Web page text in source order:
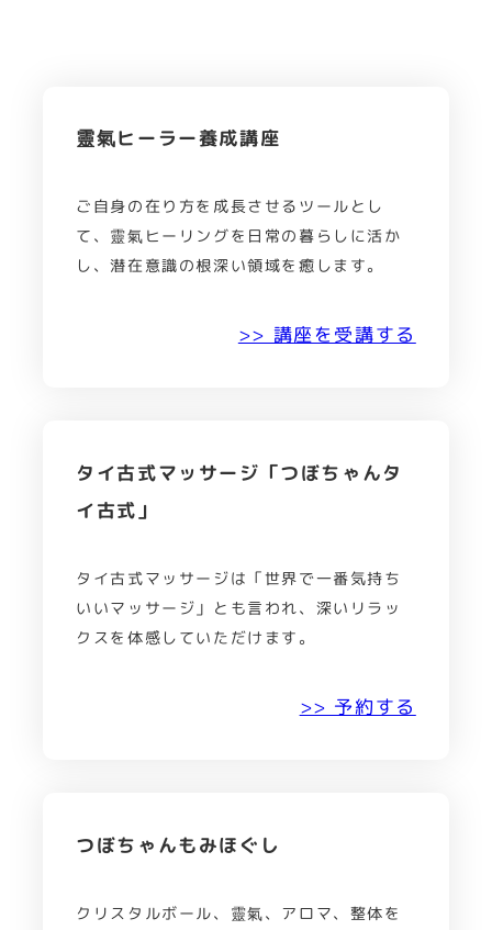
靈氣ヒーラー養成講座
ご自身の在り方を成長させるツールとし
て、靈氣ヒーリングを日常の暮らしに活か
し、潜在意識の根深い領域を癒します。
>> 講座を受講する
タイ古式マッサージ「つぼちゃんタ
イ古式」
タイ古式マッサージは「世界で一番気持ち
いいマッサージ」とも言われ、深いリラッ
クスを体感していただけます。
>> 予約する
つぼちゃんもみほぐし
クリスタルボール、靈氣、アロマ、整体を